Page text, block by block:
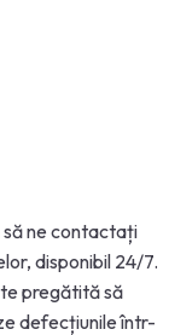
ne contactați
disponibil 24/7.
pregătită să
defecțiunile într-